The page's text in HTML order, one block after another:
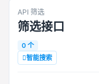
API 筛选
筛选接口
0 个
智能搜索